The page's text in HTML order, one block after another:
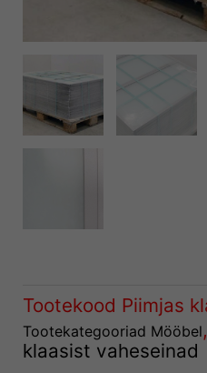
Tootekood Piimjas
Tootekategooriad Mööbel,
klaasist vaheseinad